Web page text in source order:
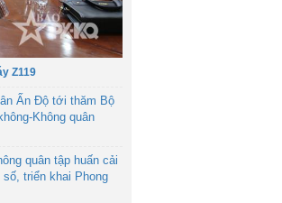
Z119
Ấn Độ tới thăm Bộ
Không quân
quân tập huấn cải
triển khai Phong